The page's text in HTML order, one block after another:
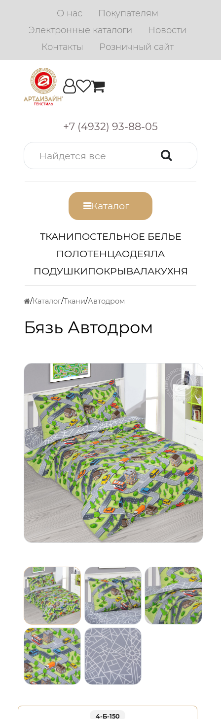
О нас
Покупателям
Электронные каталоги
Новости
Контакты
Розничный сайт
+7 (4932) 93-88-05
Каталог
ТКАНИПОСТЕЛЬНОЕ БЕЛЬЕ
ПОЛОТЕНЦАОДЕЯЛА
ПОДУШКИПОКРЫВАЛАКУХНЯ
Каталог Ткани Автодром
Бязь Автодром
4-Б-150